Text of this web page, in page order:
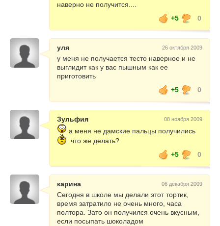
наверно не получится....
+5
0
уля 26 октября 2009
у меня не получается тесто наверное и не
выглидит как у вас пышным как ее
приготовить
+5
0
Зульфия 08 ноября 2009
а меня не дамские пальцы получились
что же делать?
+5
0
карина 06 декабря 2009
Сегодня в школе мы делали этот тортик,
время затратило не очень много, часа
полтора. Зато он получился очень вкусным,
если посыпать шоколадом